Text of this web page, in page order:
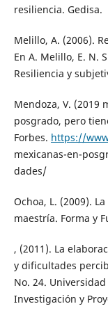
resiliencia. Gedisa.
Melillo, A. (2006).
En A. Melillo, E. N.
Resiliencia y
Mendoza, V. (2019
posgrado, pero
Forbes. https://
mexicanas-en-
dades/
Ochoa, L. (2009).
maestría. Forma y
, (2011). La
y dificultades
No. 24.
Investigación y